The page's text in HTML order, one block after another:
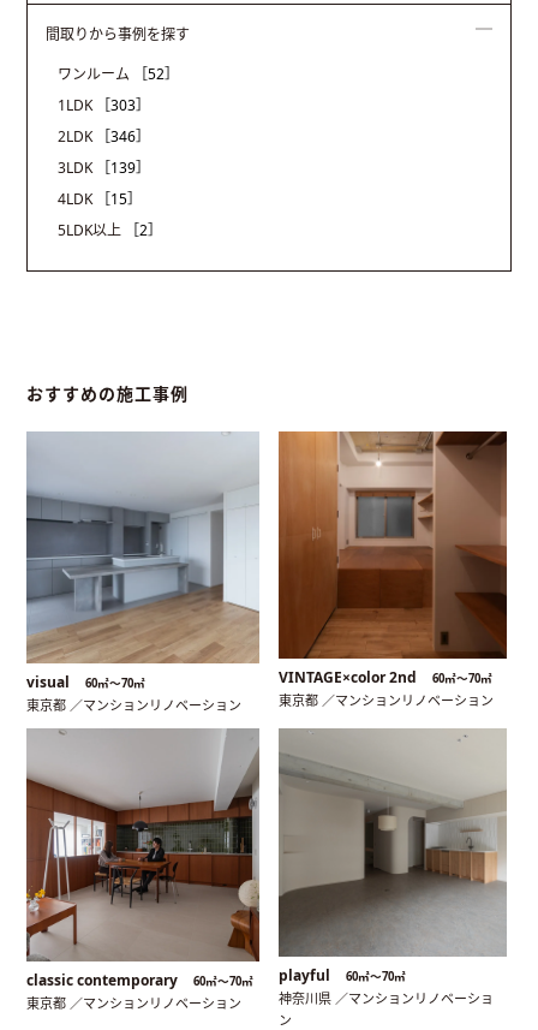
間取りから事例を探す
ワンルーム
［52］
1LDK
［303］
2LDK
［346］
3LDK
［139］
4LDK
［15］
5LDK以上
［2］
おすすめの施工事例
visual 60㎡〜70㎡
東京都 ／マンションリノベーション
VINTAGE×color 2nd 60㎡〜70㎡
東京都 ／マンションリノベーション
classic contemporary 60㎡〜70㎡
東京都 ／マンションリノベーション
playful 60㎡〜70㎡
神奈川県 ／マンションリノベーショ
ン